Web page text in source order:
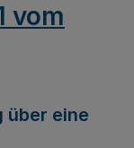
vom
über eine